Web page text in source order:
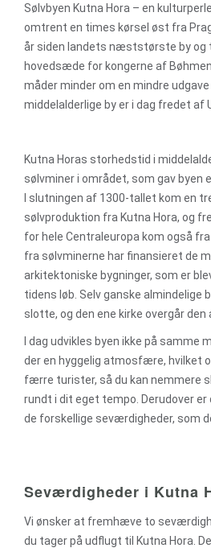
Sølvbyen Kutna Hora – en
omtrent en times kørsel øst fra
år siden landets næststørste by og
hovedsæde for kongerne af
måder minder om en mindre udgave
middelalderlige by er i dag fredet af
Kutna Horas storhedstid i
sølvminer i området, som gav byen
I slutningen af 1300-tallet kom en
sølvproduktion fra Kutna Hora, og
for hele Centraleuropa kom også
fra sølvminerne har finansieret de
arkitektoniske bygninger, som er
tidens løb. Selv ganske almindelige
slotte, og den ene kirke overgår den
I dag udvikles byen ikke på samme
der en hyggelig atmosfære, hvilket
færre turister, så du kan nemmere
rundt i dit eget tempo. Derudover er
de forskellige seværdigheder, som
Seværdigheder i Kutna
Vi ønsker at fremhæve to
du tager på udflugt til Kutna Hora.